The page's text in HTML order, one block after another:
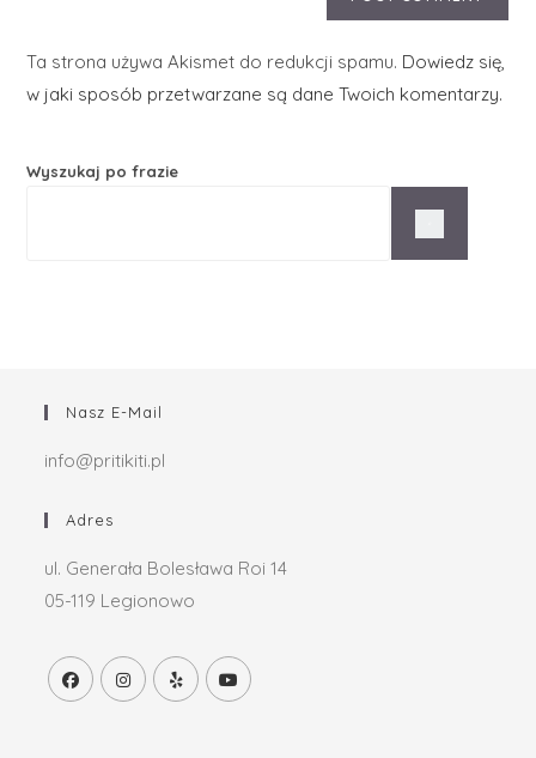
Ta strona używa Akismet do redukcji spamu. Dowiedz się,
w jaki sposób przetwarzane są dane Twoich komentarzy.
Wyszukaj po frazie
Nasz E-Mail
info@pritikiti.pl
Adres
ul. Generała Bolesława Roi 14
05-119 Legionowo